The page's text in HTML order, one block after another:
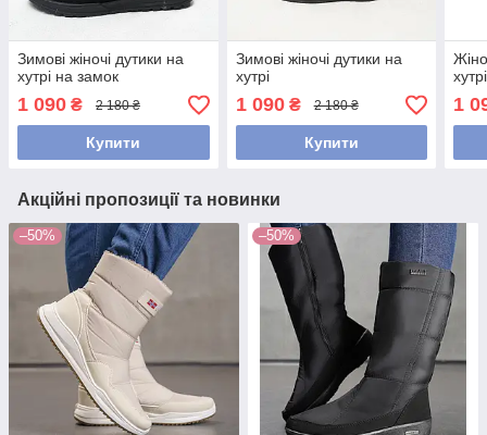
Зимові жіночі дутики на
хутрі на замок
1 090 ₴ 2 180 ₴
Купити
Зимові жіночі дутики на
хутрі
1 090₴ 2 180 ₴
Купити
1
Акційні пропозиції та новинки
–50% –50%